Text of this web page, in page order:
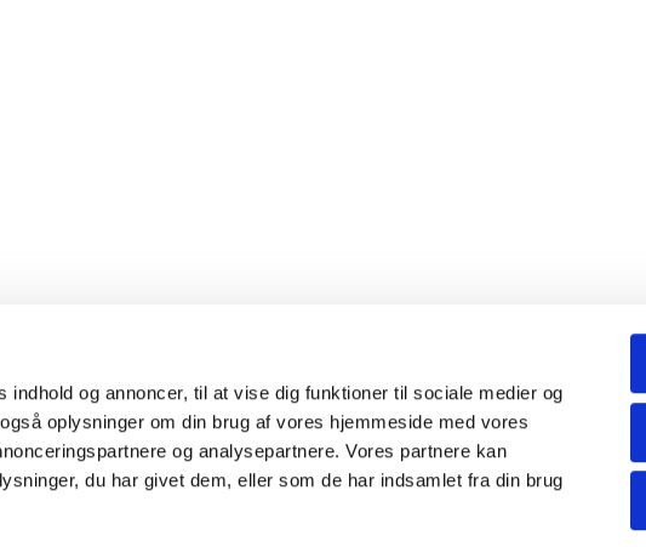
og annoncer, til at vise dig funktioner til sociale medier og
oplysninger om din brug af vores hjemmeside med vores
og analysepartnere. Vores partnere kan
du har givet dem, eller som de har indsamlet fra din brug